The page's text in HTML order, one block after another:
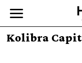
Kolibra